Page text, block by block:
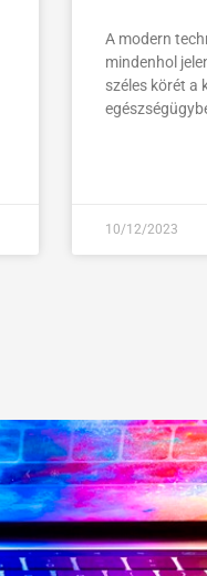
A modern
mindenhol
széles körét a
10/12/2023